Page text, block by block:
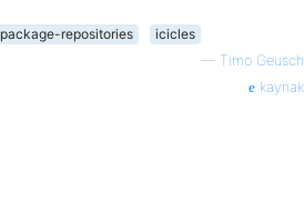
package-repositories
icicles
— Timo Geusch
kaynak